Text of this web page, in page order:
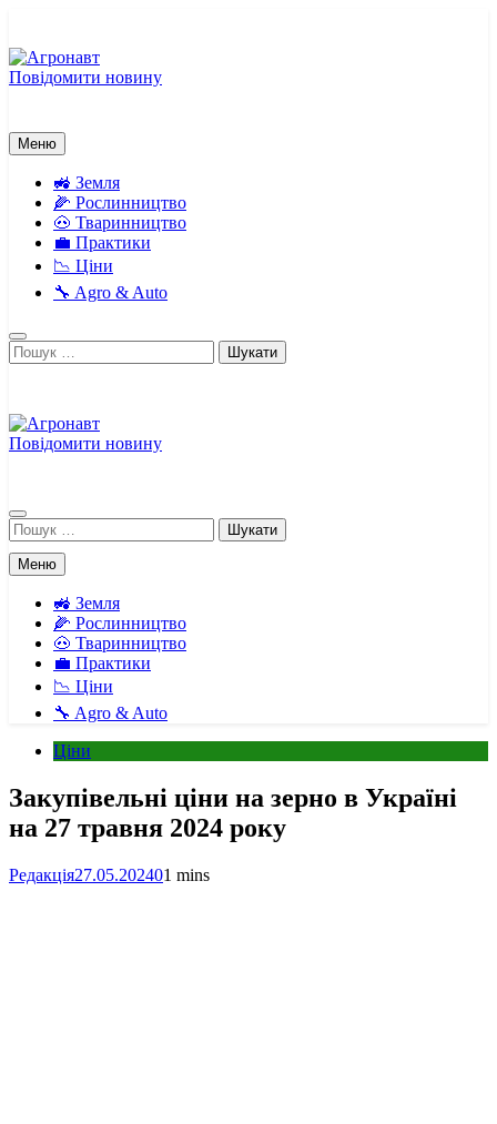
вмісту
Повідомити новину
Меню
🚜 Земля
🌽 Рослинництво
🐽 Тваринництво
💼 Практики
📉 Ціни
🔧 Agro & Auto
Пошук:
Повідомити новину
Пошук:
Меню
🚜 Земля
🌽 Рослинництво
🐽 Тваринництво
💼 Практики
📉 Ціни
🔧 Agro & Auto
Ціни
Закупівельні ціни на зерно в Україні
на 27 травня 2024 року
Редакція27.05.202401 mins